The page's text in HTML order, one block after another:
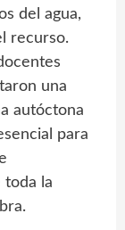
del agua,
recurso.
una
autóctona
para
toda la